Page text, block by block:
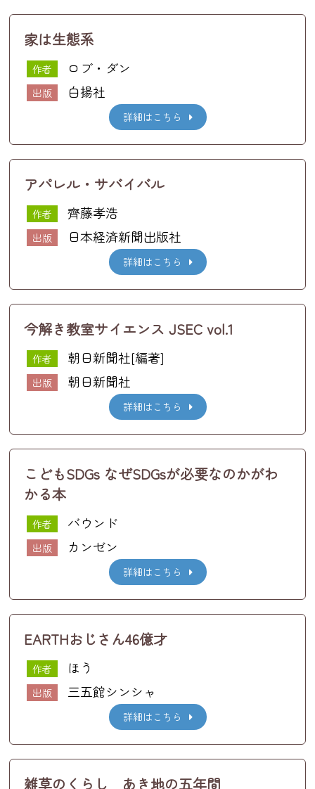
家は生態系
作者 ロブ・ダン
出版 白揚社
詳細はこちら
アパレル・サバイバル
作者 齊藤孝浩
出版 日本経済新聞出版社
詳細はこちら
今解き教室サイエンス JSEC vol.1
作者 朝日新聞社[編著]
出版 朝日新聞社
詳細はこちら
こどもSDGs なぜSDGsが必要なのかがわ
かる本
作者 バウンド
出版 カンゼン
詳細はこちら
EARTHおじさん46億才
作者 ほう
出版 三五館シンシャ
詳細はこちら
雑草のくらし あき地の五年間